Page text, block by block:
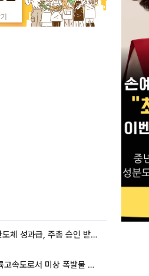
김정관 장관 “반도체 성과급, 주총 승인 받도록”…상법·자본시장법 개정 시사
속도로서 미상 폭발물 발견